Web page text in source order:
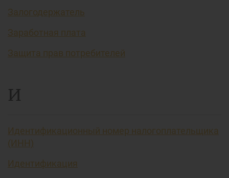
Залогодержатель
Заработная плата
Защита прав потребителей
И
Идентификационный номер налогоплательщика
(ИНН)
Идентификация